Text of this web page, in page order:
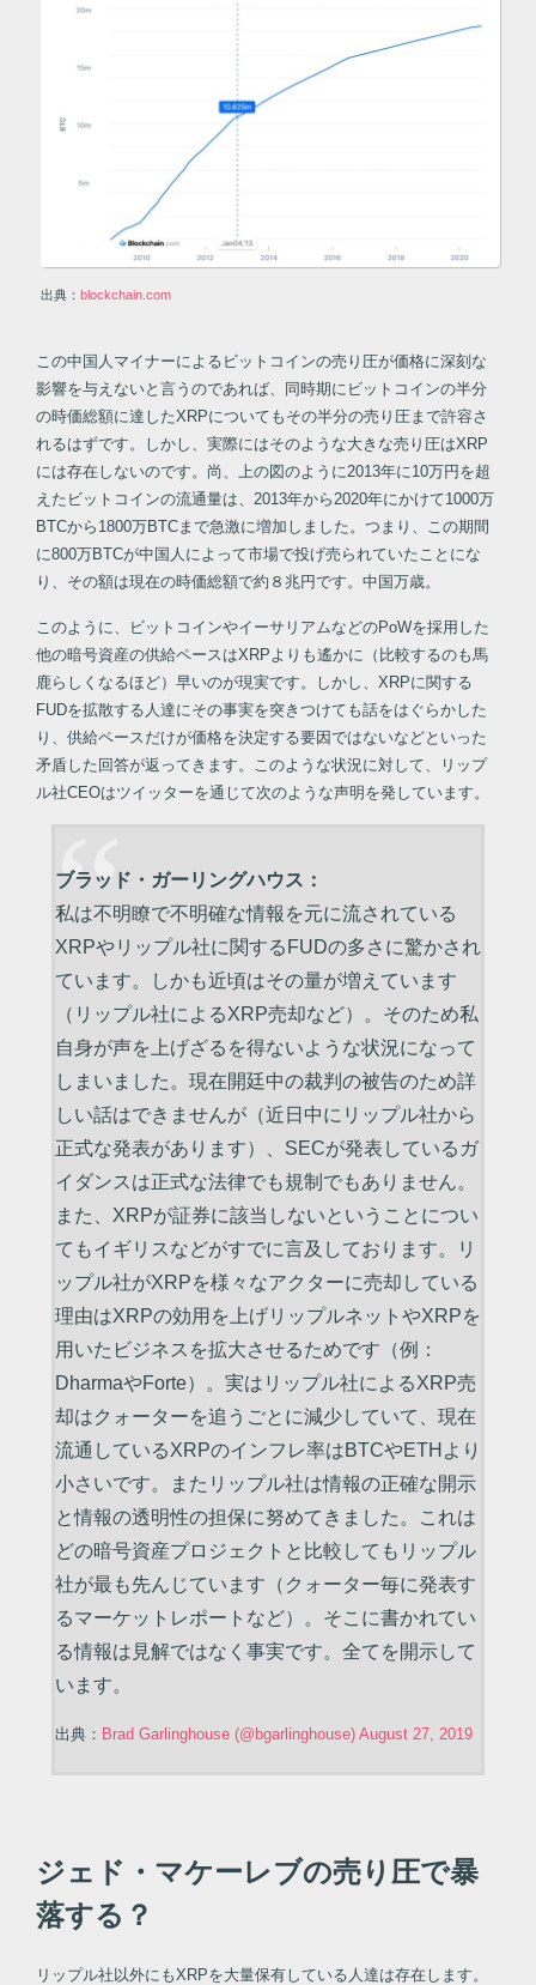
出典： blockchain.com
この中国人マイナーによるビットコインの売り圧が価格に深刻な
影響を与えないと言うのであれば、同時期にビットコインの半分
の時価総額に達したXRPについてもその半分の売り圧まで許容さ
れるはずです。しかし、実際にはそのような大きな売り圧はXRP
には存在しないのです。尚、上の図のように2013年に10万円を超
えたビットコインの流通量は、2013年から2020年にかけて1000万
BTCから1800万BTCまで急激に増加しました。つまり、この期間
に800万BTCが中国人によって市場で投げ売られていたことにな
り、その額は現在の時価総額で約８兆円です。中国万歳。
このように、ビットコインやイーサリアムなどのPoWを採用した
他の暗号資産の供給ペースはXRPよりも遙かに（比較するのも馬
鹿らしくなるほど）早いのが現実です。しかし、XRPに関する
FUDを拡散する人達にその事実を突きつけても話をはぐらかした
り、供給ペースだけが価格を決定する要因ではないなどといった
矛盾した回答が返ってきます。このような状況に対して、リップ
ル社CEOはツイッターを通じて次のような声明を発しています。
ブラッド・ガーリングハウス：
私は不明瞭で不明確な情報を元に流されている
XRPやリップル社に関するFUDの多さに驚かされ
ています。しかも近頃はその量が増えています
（リップル社によるXRP売却など）。そのため私
自身が声を上げざるを得ないような状況になって
しまいました。現在開廷中の裁判の被告のため詳
しい話はできませんが（近日中にリップル社から
正式な発表があります）、SECが発表しているガ
イダンスは正式な法律でも規制でもありません。
また、XRPが証券に該当しないということについ
てもイギリスなどがすでに言及しております。リ
ップル社がXRPを様々なアクターに売却している
理由はXRPの効用を上げリップルネットやXRPを
用いたビジネスを拡大させるためです（例：
DharmaやForte）。実はリップル社によるXRP売
却はクォーターを追うごとに減少していて、現在
流通しているXRPのインフレ率はBTCやETHより
小さいです。またリップル社は情報の正確な開示
と情報の透明性の担保に努めてきました。これは
どの暗号資産プロジェクトと比較してもリップル
社が最も先んじています（クォーター毎に発表す
るマーケットレポートなど）。そこに書かれてい
る情報は見解ではなく事実です。全てを開示して
います。
出典： Brad Garlinghouse (@bgarlinghouse) August 27, 2019
ジェド・マケーレブの売り圧で暴
落する？
リップル社以外にもXRPを大量保有している人達は存在します。